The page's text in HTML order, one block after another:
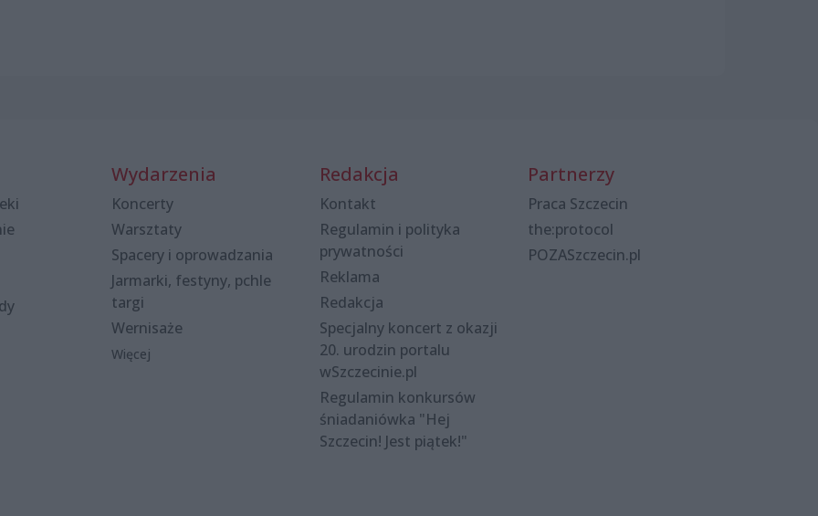
Wydarzenia
Koncerty
Warsztaty
Spacery i oprowadzania
Jarmarki, festyny, pchle
targi
Wernisaże
Więcej
Redakcja
Kontakt
Regulamin i polityka
prywatności
Reklama
Redakcja
Specjalny koncert z okazji
20. urodzin portalu
wSzczecinie.pl
Regulamin konkursów
śniadaniówka "Hej
Szczecin! Jest piątek!"
Partnerzy
Praca Szczecin
the:protocol
POZASzczecin.pl